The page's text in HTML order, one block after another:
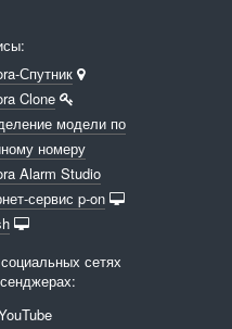
Спутник
Clone
модели по
номеру
Alarm Studio
сервис p-on
сетях